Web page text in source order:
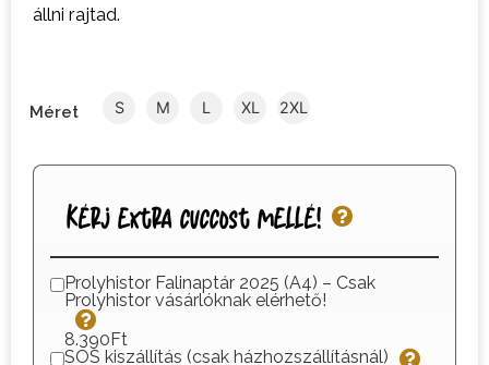
állni rajtad.
Méret S M L XL 2XL
Kérj extra cuccost mellé!
Prolyhistor Falinaptár 2025 (A4) – Csak
Prolyhistor vásárlóknak elérhető!
8.390Ft
SOS kiszállítás (csak házhozszállításnál)